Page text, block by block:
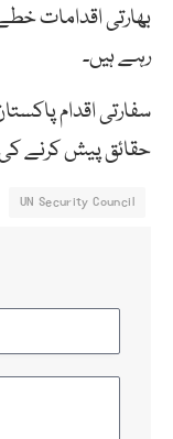
بھارتی اقدامات
رہے ہیں۔
سفارتی اقدام
حقائق پیش کرنے
UN Security Council